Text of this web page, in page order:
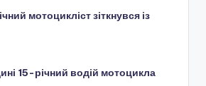
мотоцикліст зіткнувся із
15-річний водій мотоцикла